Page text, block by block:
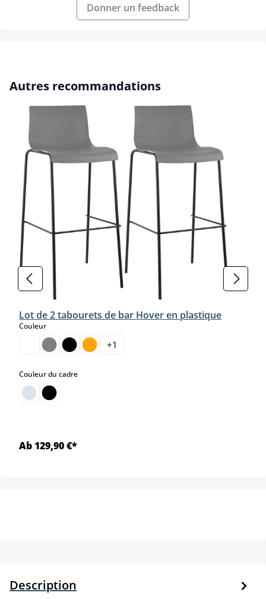
Donner un feedback
Ignorer la galerie de produits
Autres recommandations
Lot de 2 tabourets de bar Hover en plastique
Couleurselect
+1
Couleur du cadreselect
Ab 129,90 €*
Description